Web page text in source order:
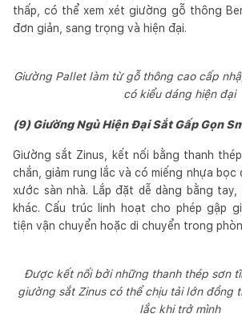
thấp, có thể xem xét giường gỗ thông
đơn giản, sang trọng và hiện đại.
Giường Pallet làm từ gỗ thông cao cấp
có kiểu dáng hiện đại
(9) Giường Ngủ Hiện Đại Sắt Gấp Gọn
Giường sắt Zinus, kết nối bằng thanh
chắn, giảm rung lắc và có miếng nhựa bọc
xước sàn nhà. Lắp đặt dễ dàng bằng tay,
khác. Cấu trúc linh hoạt cho phép gập
tiện vận chuyển hoặc di chuyển trong
Được kết nối bởi những thanh thép sơn
giường sắt Zinus có thể chịu tải lớn đồng
lắc khi trở mình